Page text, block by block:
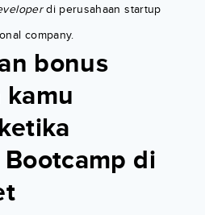
di perusahaan startup
company.
bonus
kamu
di